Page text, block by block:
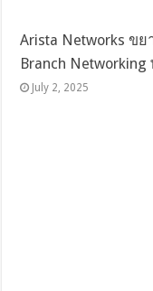
Arista Networks ข
Branch Networking
July 2, 2025